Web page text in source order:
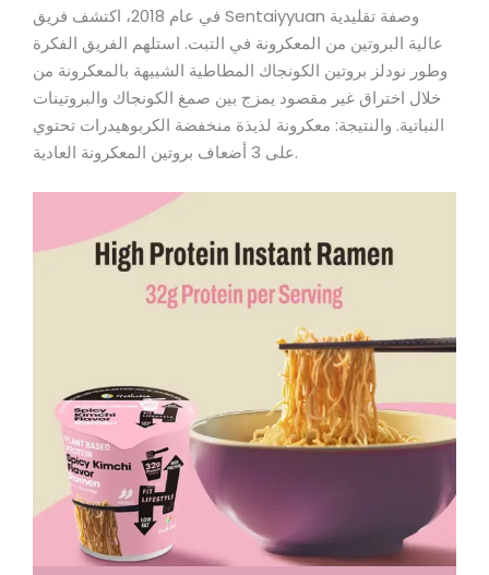
في عام 2018، اكتشف فريق Sentaiyyuan وصفة تقليدية
عالية البروتين من المعكرونة في التبت. استلهم الفريق الفكرة
وطور نودلز بروتين الكونجاك المطاطية الشبيهة بالمعكرونة من
خلال اختراق غير مقصود يمزج بين صمغ الكونجاك والبروتينات
النباتية. والنتيجة: معكرونة لذيذة منخفضة الكربوهيدرات تحتوي
على 3 أضعاف بروتين المعكرونة العادية.